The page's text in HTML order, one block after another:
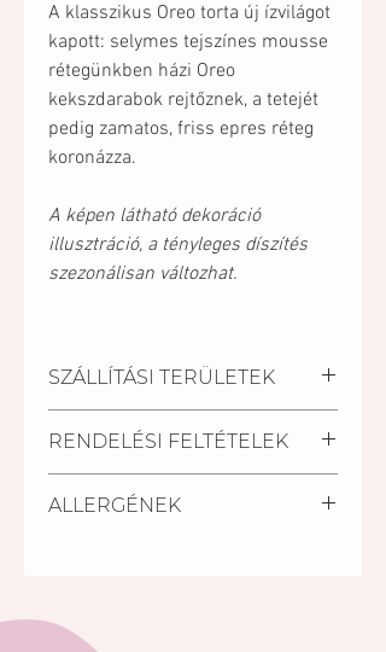
A klasszikus Oreo torta új ízvilágot
kapott: selymes tejszínes mousse
rétegünkben házi Oreo
kekszdarabok rejtőznek, a tetejét
pedig zamatos, friss epres réteg
koronázza.
A képen látható dekoráció
illusztráció, a tényleges díszítés
szezonálisan változhat.
SZÁLLÍTÁSI TERÜLETEK
Pécs, Kozármisleny, Keszü,
Pellérd, Nagykozár.
Személyes átvétel:
RENDELÉSI FELTÉTELEK
megrendelés beérkezésétől
tortáink közül S.O.S torta
ALLERGÉNEK